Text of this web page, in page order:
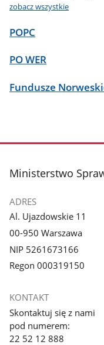
zobacz wszystkie
POPC
PO WER
Fundusze
stopka
Ministerstwo
ADRES
Al. Ujazdowskie 11
00-950 Warszawa
NIP 5261673166
Regon 000319150
KONTAKT
Skontaktuj się z nami
pod numerem:
22 52 12 888